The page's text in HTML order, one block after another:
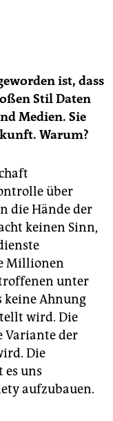
ist, dass
Stil Daten
Medien. Sie
Warum?
über
die Hände der
keinen Sinn,
Millionen
unter
keine Ahnung
wird. Die
Variante der
Die
uns
aufzubauen.